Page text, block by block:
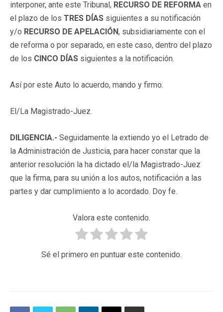
interponer, ante este Tribunal, RECURSO DE REFORMA en
el plazo de los TRES DÍAS siguientes a su notificación
y/o RECURSO DE APELACIÓN, subsidiariamente con el
de reforma o por separado, en este caso, dentro del plazo
de los CINCO DÍAS siguientes a la notificación.
Así por este Auto lo acuerdo, mando y firmo.
El/La Magistrado-Juez.
DILIGENCIA.- Seguidamente la extiendo yo el Letrado de
la Administración de Justicia, para hacer constar que la
anterior resolución la ha dictado el/la Magistrado-Juez
que la firma, para su unión a los autos, notificación a las
partes y dar cumplimiento a lo acordado. Doy fe.
Valora este contenido.
Sé el primero en puntuar este contenido.